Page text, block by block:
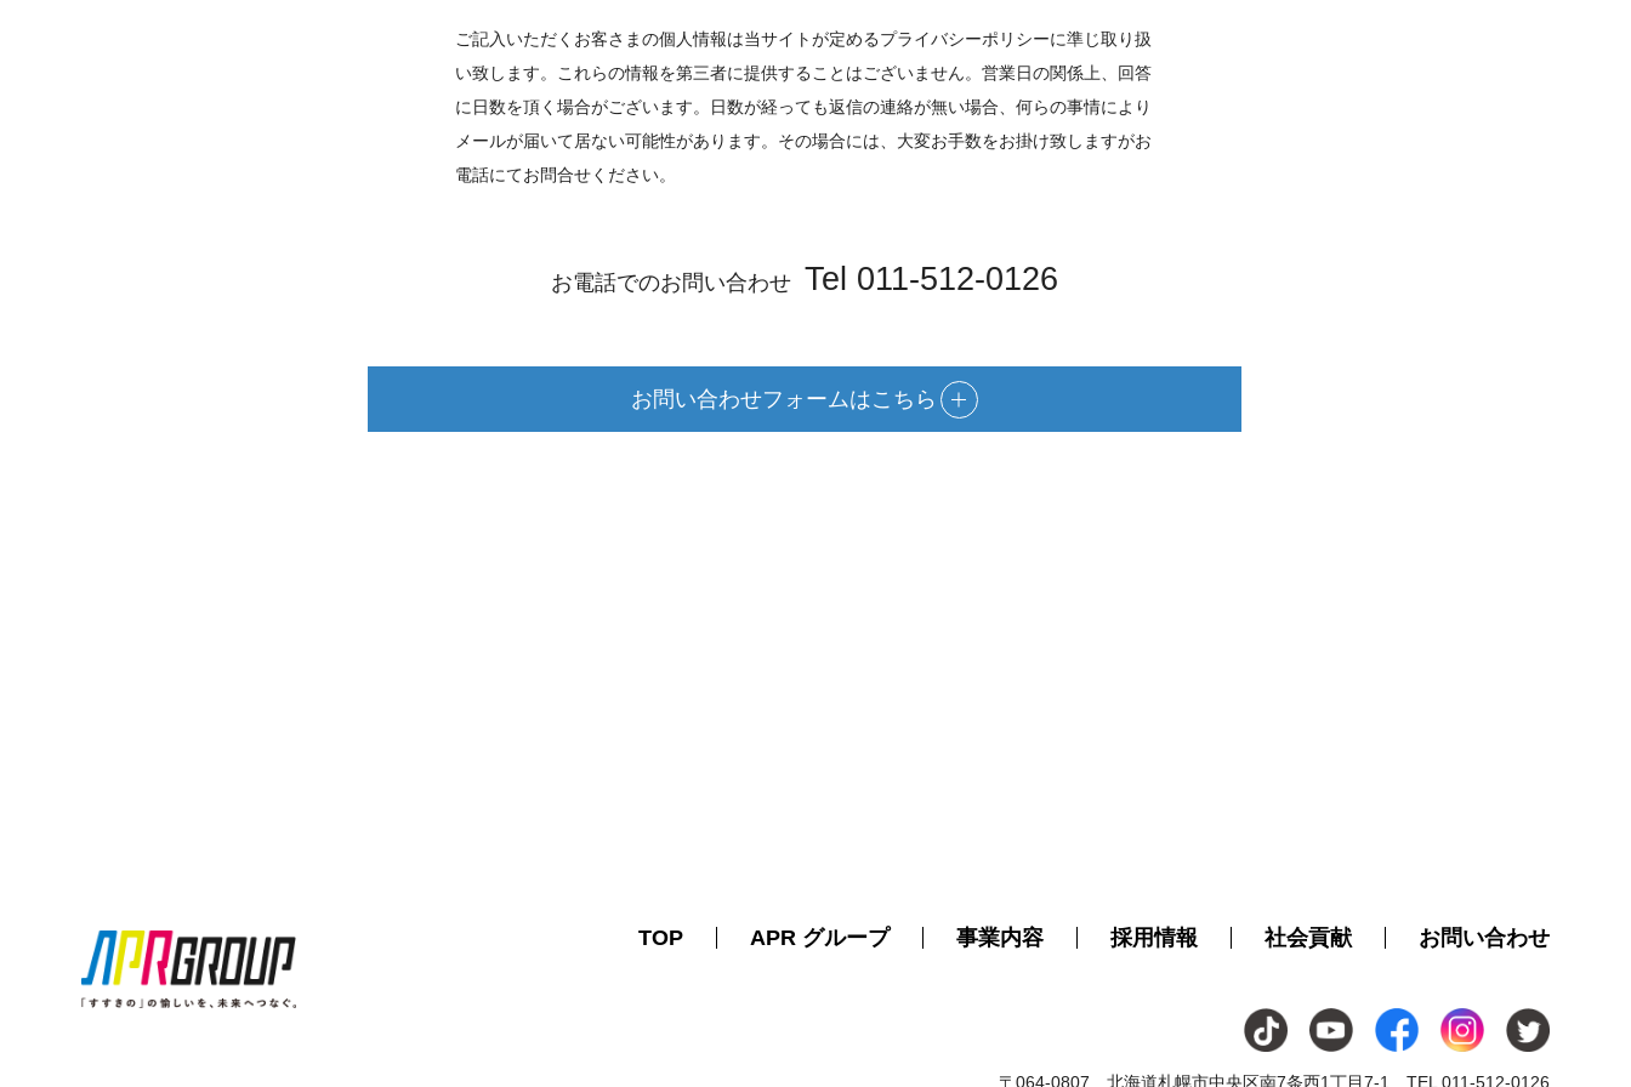
ご記入いただくお客さまの個人情報は当サイトが定めるプライバシーポリシーに準じ取り扱
い致します。これらの情報を第三者に提供することはございません。営業日の関係上、回答
に日数を頂く場合がございます。日数が経っても返信の連絡が無い場合、何らの事情により
メールが届いて居ない可能性があります。その場合には、大変お手数をお掛け致しますがお
電話にてお問合せください。
お電話でのお問い合わせ Tel 011-512-0126
お問い合わせフォームはこちら
TOP APR グループ 事業内容 採用情報 社会貢献 お問い合わせ
〒064-0807 北海道札幌市中央区南7条西1丁目7-1 TEL 011-512-0126